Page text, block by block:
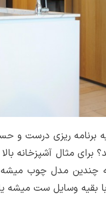
برنامه ریزی درست و
برای مثال آشپزخانه
چندین مدل چوب میشه
بقیه وسایل ست میشه